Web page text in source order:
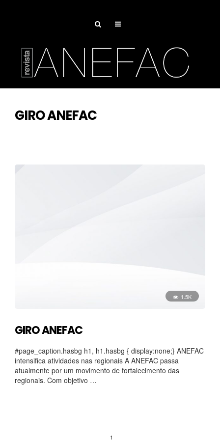
GIRO ANEFAC
1.5K
GIRO ANEFAC
#page_caption.hasbg h1, h1.hasbg { display:none;} ANEFAC
intensifica atividades nas regionais A ANEFAC passa
atualmente por um movimento de fortalecimento das
regionais. Com objetivo …
1